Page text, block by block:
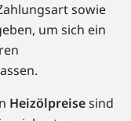
sowie
um sich ein
Heizölpreisesind